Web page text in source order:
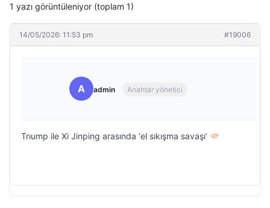
1 yazı görüntüleniyor (toplam 1)
14/05/2026: 11:53 pm #19006
A admin Anahtar yönetici
Trıump ile Xi Jinping arasında ‘el sıkışma savaşı’